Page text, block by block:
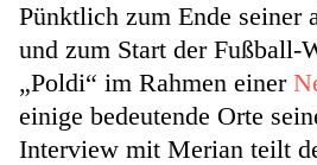
Pünktlich zum Ende seiner
und zum Start der Fußball-
„Poldi“ im Rahmen einer
einige bedeutende Orte
Interview mit Merian teilt